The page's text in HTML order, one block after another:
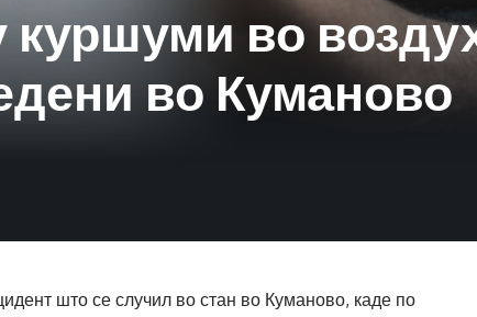
во
во Куманово
што се случил во стан во Куманово, каде по